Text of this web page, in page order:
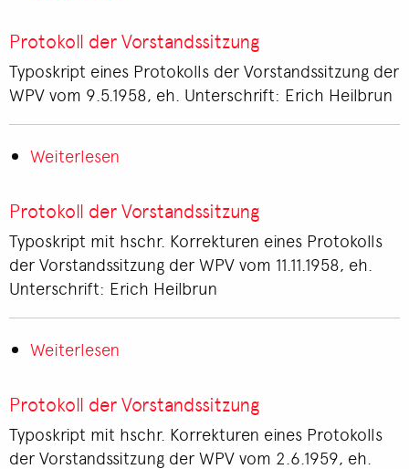
der
und
Lehrausschußsitzung
Protokoll der Vorstandssitzung
Typoskript eines Protokolls der Vorstandssitzung der
WPV vom 9.5.1958, eh. Unterschrift: Erich Heilbrun
Weiterlesen
der
Protokoll der Vorstandssitzung
Typoskript mit hschr. Korrekturen eines Protokolls
der Vorstandssitzung der WPV vom 11.11.1958, eh.
Unterschrift: Erich Heilbrun
Weiterlesen
der
Protokoll der Vorstandssitzung
Typoskript mit hschr. Korrekturen eines Protokolls
der Vorstandssitzung der WPV vom 2.6.1959, eh.